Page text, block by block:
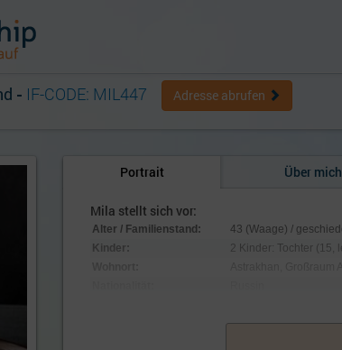
Portrait Über mich
Mila stellt sich vor:
Alter / Familienstand:
43 (Waage) /
Kinder:
2 Kinder: Tochter (15,
Keiner
- IF-CODE: MIL447 Adresse abrufen